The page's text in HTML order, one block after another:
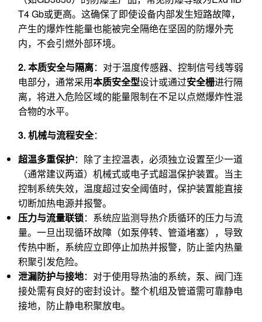
T4 Gb或更高。这确保了即使设备内部发生短路故障，
产生的爆炸性能量也能被完全隔绝在坚固的防爆外壳
内，不会引燃外部环境。
2. 本质安全与隔离：对于温度传感器、控制信号线等弱
电部分，通常采用本质安全型设计或通过安全栅进行隔
离，将进入危险区域的能量限制在不足以点燃爆炸性混
合物的水平。
3. 机械与流程安全：
超温多重保护：除了主控温表，必须独立设置至少一道
（通常建议两道）机械式或电子式超温保护装置。当主
控制系统失效，温度超过安全阈值时，保护装置能直接
切断加热电源并报警。
压力与流量联锁：系统应监测导热介质循环的压力与流
量。一旦出现循环故障（如泵停转、管道堵塞），导致
传热中断，系统应立即停止加热并报警，防止釜内热量
积聚引发危险。
泄漏防护与接地：对于使用导热油的系统，泵、阀门连
接处需有良好的密封设计。整个机组及管道需可靠静电
接地，防止静电积聚放电。